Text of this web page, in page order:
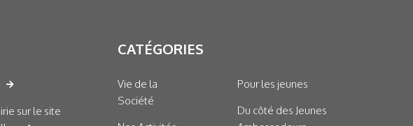
sur le site
CATÉGORIES
Vie de la
Société
Pour les jeunes
Du côté des Jeunes